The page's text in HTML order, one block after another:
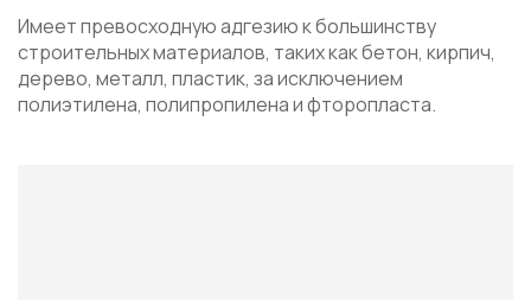
Имеет превосходную адгезию к большинству
строительных материалов, таких как бетон, кирпич,
дерево, металл, пластик, за исключением
полиэтилена, полипропилена и фторопласта.